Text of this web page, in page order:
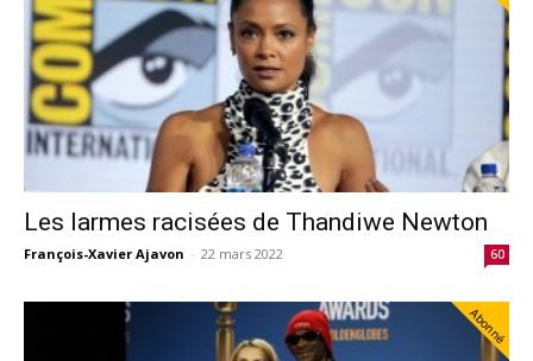
Les larmes racisées de Thandiwe Newton
François-Xavier Ajavon - 22 mars 2022 60
Abonné